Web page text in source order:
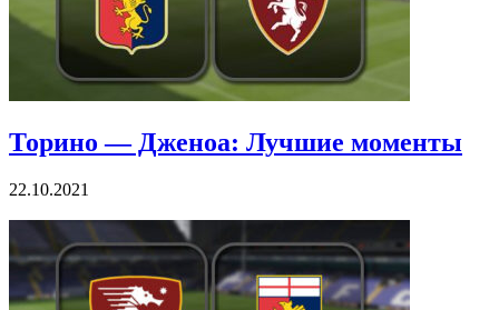
Торино — Дженоа: Лучшие моменты
22.10.2021